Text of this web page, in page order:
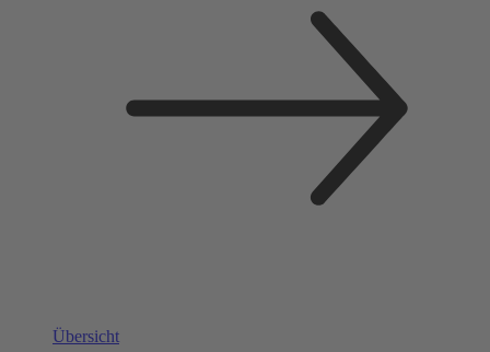
Übersicht